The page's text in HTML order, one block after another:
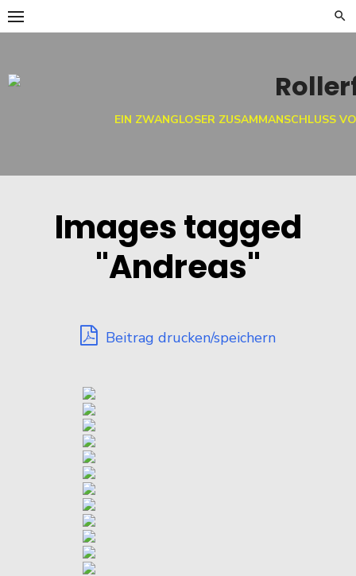
Skip
to
EIN ZWANGLOSER ZUSAMMANSCHLUSS
Images tagged
"Andreas"
Beitrag drucken/speichern